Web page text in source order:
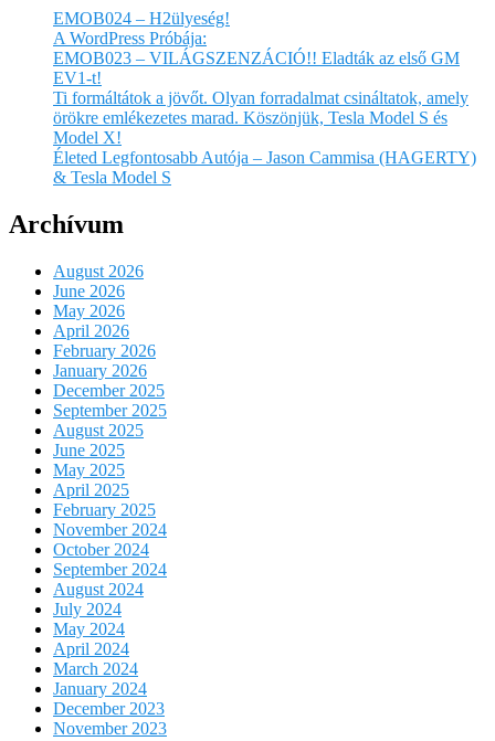
EMOB024 – H2ülyeség!
A WordPress Próbája:
EMOB023 – VILÁGSZENZÁCIÓ!! Eladták az első GM
EV1-t!
Ti formáltátok a jövőt. Olyan forradalmat csináltatok, amely
örökre emlékezetes marad. Köszönjük, Tesla Model S és
Model X!
Életed Legfontosabb Autója – Jason Cammisa (HAGERTY)
& Tesla Model S
Archívum
August 2026
June 2026
May 2026
April 2026
February 2026
January 2026
December 2025
September 2025
August 2025
June 2025
May 2025
April 2025
February 2025
November 2024
October 2024
September 2024
August 2024
July 2024
May 2024
April 2024
March 2024
January 2024
December 2023
November 2023